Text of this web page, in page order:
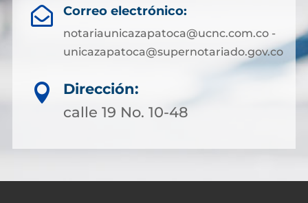
 Correo electrónico:
notariaunicazapatoca@ucnc.com.co -
unicazapatoca@supernotariado.gov.co

Dirección:
calle 19 No. 10-48